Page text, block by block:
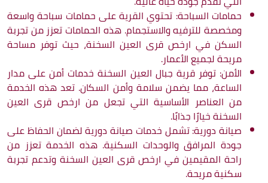
حمامات السباحة: تحتوي القرية على حمامات سباحة واسعة
ومخصصة للترفيه والاستجمام. هذه الحمامات تعزز من تجربة
السكن في ارخص قرى العين السخنة، حيث توفر مساحة
مريحة لجميع الأعمار.
الأمن: توفر قرية جبال العين السخنة خدمات أمن على مدار
الساعة، مما يضمن سلامة وأمن السكان. تعد هذه الخدمة
من العناصر الأساسية التي تجعل من ارخص قرى العين
السخنة خيارًا جذابًا.
صيانة دورية: تشمل خدمات صيانة دورية لضمان الحفاظ على
جودة المرافق والوحدات السكنية. هذه الخدمة تعزز من
راحة المقيمين في ارخص قرى العين السخنة وتدعم تجربة
سكنية مريحة.